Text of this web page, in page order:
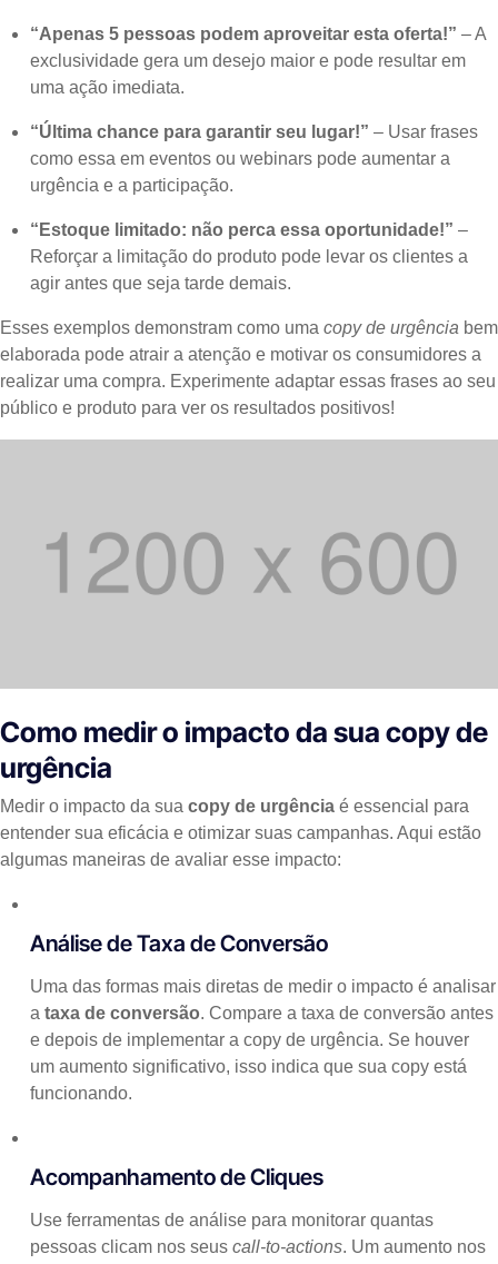
“Apenas 5 pessoas podem aproveitar esta oferta!” – A
exclusividade gera um desejo maior e pode resultar em
uma ação imediata.
“Última chance para garantir seu lugar!” – Usar frases
como essa em eventos ou webinars pode aumentar a
urgência e a participação.
“Estoque limitado: não perca essa oportunidade!” –
Reforçar a limitação do produto pode levar os clientes a
agir antes que seja tarde demais.
Esses exemplos demonstram como uma copy de urgência bem
elaborada pode atrair a atenção e motivar os consumidores a
realizar uma compra. Experimente adaptar essas frases ao seu
público e produto para ver os resultados positivos!
Como medir o impacto da sua copy de
urgência
Medir o impacto da sua copy de urgência é essencial para
entender sua eficácia e otimizar suas campanhas. Aqui estão
algumas maneiras de avaliar esse impacto:
Análise de Taxa de Conversão
Uma das formas mais diretas de medir o impacto é analisar
ataxa de conversão. Compare a taxa de conversão antes
e depois de implementar a copy de urgência. Se houver
um aumento significativo, isso indica que sua copy está
funcionando.
Acompanhamento de Cliques
Use ferramentas de análise para monitorar quantas
pessoas clicam nos seuscall-to-actions. Um aumento nos